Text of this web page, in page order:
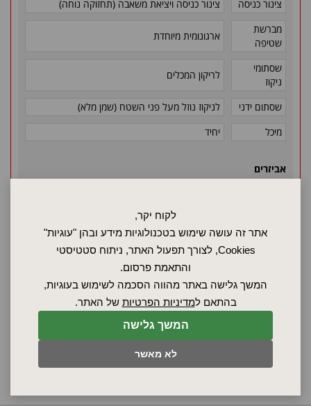
המשך גלישה
לא מאשר
לקוח יקר,
אתר זה עושה שימוש בטכנולוגיות מידע ובהן "עוגיות"
Cookies, לצורך תפעול האתר, ניתוח סטטיסטי
והתאמת פרסום.
המשך גלישה באתר מהווה הסכמה לשימוש בעוגיות,
בהתאם למדיניות הפרטיות של האתר.
צינור כניסה
צינור כניסה ויציאת משאבה (תחזוקה נוחה)
מברשת
שטיפה
ארגונומית מיוחדת
שסתומי
ניקוז
לריקון המכלים
שסתום ידני
לניקוז נוזל מעל פני השטח (שמן מלא)
מיכל
יחיד
אביזרים
מכונה עם גלגלים להנעה
בקש הצעת מחיר